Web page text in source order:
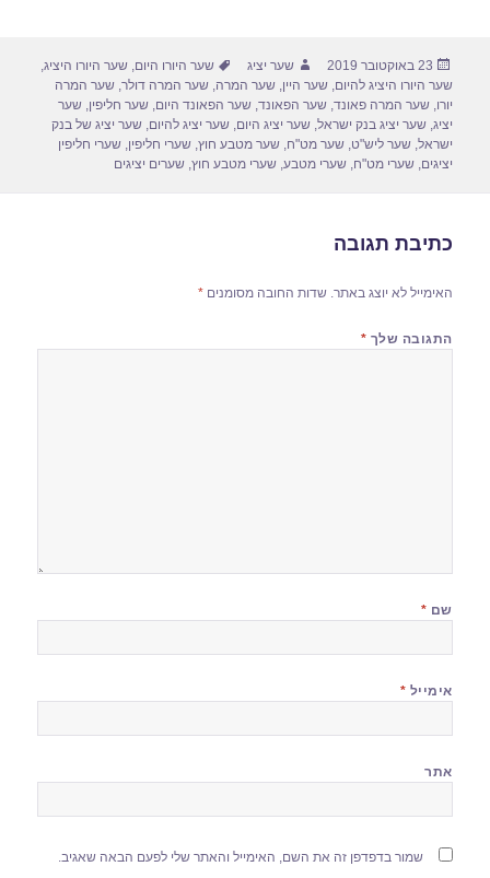
פורסם
בתאריך
23 באוקטובר 2019 מחבר
שער יציג תגיות
שער היורו היום,שער היורו היציג,
שער היורו היציג להיום,שער היין,שער המרה,שער המרה דולר,שער המרה
יורו,שער המרה פאונד,שער הפאונד,שער הפאונד היום,שער חליפין,שער
יציג,שער יציג בנק ישראל,שער יציג היום,שער יציג להיום,שער יציג של בנק
ישראל,שער ליש"ט,שער מט"ח,שער מטבע חוץ,שערי חליפין,שערי חליפין
יציגים,שערי מט"ח,שערי מטבע,שערי מטבע חוץ,שערים יציגים
כתיבת תגובה
האימייל לא יוצג באתר. שדות החובה מסומנים*
התגובה שלך *
שם *
אימייל *
אתר
שמור בדפדפן זה את השם, האימייל והאתר שלי לפעם הבאה שאגיב.